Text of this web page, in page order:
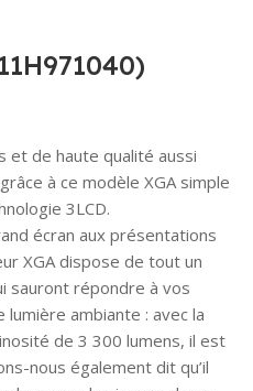
et de haute qualité aussi
à ce modèle XGA simple
3LCD.
écran aux présentations
XGA dispose de tout un
sauront répondre à vos
lumière ambiante : avec la
de 3 300 lumens, il est
nous également dit qu’il